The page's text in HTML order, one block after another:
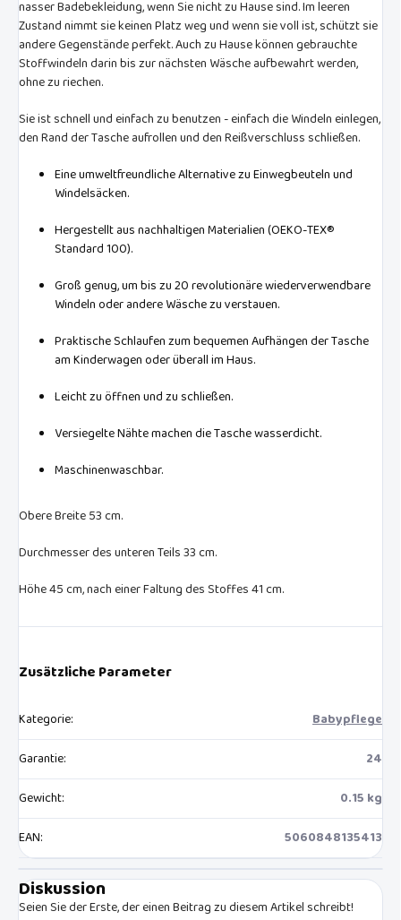
nasser Badebekleidung, wenn Sie nicht zu Hause sind. Im leeren
Zustand nimmt sie keinen Platz weg und wenn sie voll ist, schützt sie
andere Gegenstände perfekt. Auch zu Hause können gebrauchte
Stoffwindeln darin bis zur nächsten Wäsche aufbewahrt werden,
ohne zu riechen.
Sie ist schnell und einfach zu benutzen - einfach die Windeln einlegen,
den Rand der Tasche aufrollen und den Reißverschluss schließen.
Eine umweltfreundliche Alternative zu Einwegbeuteln und
Windelsäcken.
Hergestellt aus nachhaltigen Materialien (OEKO-TEX®
Standard 100).
Groß genug, um bis zu 20 revolutionäre wiederverwendbare
Windeln oder andere Wäsche zu verstauen.
Praktische Schlaufen zum bequemen Aufhängen der Tasche
am Kinderwagen oder überall im Haus.
Leicht zu öffnen und zu schließen.
Versiegelte Nähte machen die Tasche wasserdicht.
Maschinenwaschbar.
Obere Breite 53 cm.
Durchmesser des unteren Teils 33 cm.
Höhe 45 cm, nach einer Faltung des Stoffes 41 cm.
Zusätzliche Parameter
Kategorie:
Babypflege
Garantie:
24
Gewicht:
0.15 kg
EAN: 5060848135413
Diskussion
Seien Sie der Erste, der einen Beitrag zu diesem Artikel schreibt!